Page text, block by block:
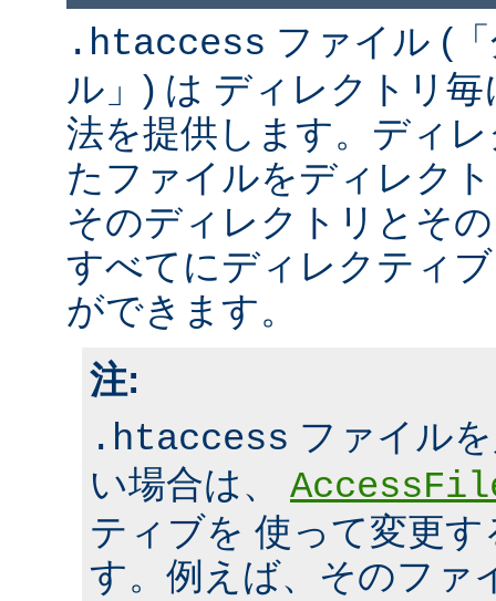
.htaccess ファイル (
ル」) は ディレクトリ
法を提供します。ディ
たファイルをディレク
そのディレクトリとそ
すべてにディレクティ
ができます。
注:
.htaccess ファイル
い場合は、
ティブを 使って変更
す。例えば、そのファ